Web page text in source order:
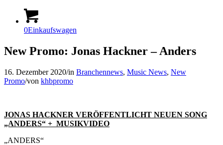
0Einkaufswagen
New Promo: Jonas Hackner – Anders
16. Dezember 2020/in Branchennews, Music News, New
Promo/von khbpromo
JONAS HACKNER VERÖFFENTLICHT NEUEN SONG
„ANDERS“ + MUSIKVIDEO
„ANDERS“